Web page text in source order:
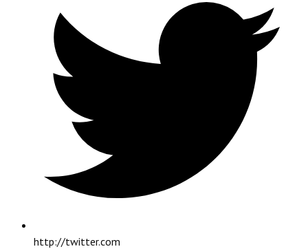
http://twitter.com